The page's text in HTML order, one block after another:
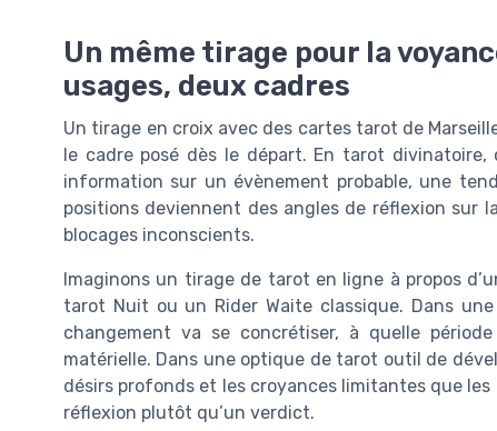
Un même tirage pour la
usages, deux cadres
Un tirage en croix avec des cartes tarot de
le cadre posé dès le départ. En tarot
information sur un évènement probable, une
positions deviennent des angles de réflexion sur
blocages inconscients.
Imaginons un tirage de tarot en ligne à propos
tarot Nuit ou un Rider Waite classique. Dans
changement va se concrétiser, à quelle
matérielle. Dans une optique de tarot outil de
désirs profonds et les croyances limitantes que
réflexion plutôt qu’un verdict.